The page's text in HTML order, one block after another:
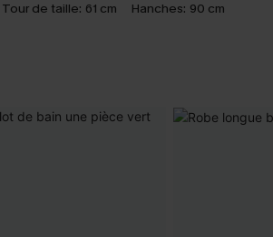
Tour de taille: 61 cm Hanches: 90 cm